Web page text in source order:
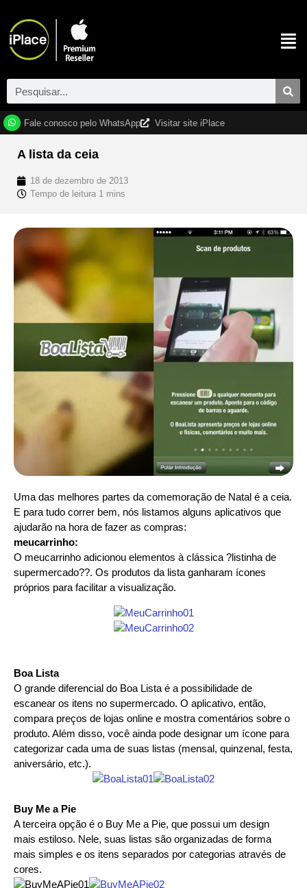
Fale conosco pelo WhatsApp Visitar site iPlace
A lista da ceia
18 de dezembro de 2013
Uma das melhores partes da comemoração de Natal é a ceia.
E para tudo correr bem, nós listamos alguns aplicativos que
ajudarão na hora de fazer as compras:
meucarrinho:
O meucarrinho adicionou elementos à clássica ?listinha de
supermercado??. Os produtos da lista ganharam ícones
próprios para facilitar a visualização.
Boa Lista
O grande diferencial do Boa Lista é a possibilidade de
escanear os itens no supermercado. O aplicativo, então,
compara preços de lojas online e mostra comentários sobre o
produto. Além disso, você ainda pode designar um ícone para
categorizar cada uma de suas listas (mensal, quinzenal, festa,
aniversário, etc.).
Buy Me a Pie
A terceira opção é o Buy Me a Pie, que possui um design
mais estiloso. Nele, suas listas são organizadas de forma
mais simples e os itens separados por categorias através de
cores.